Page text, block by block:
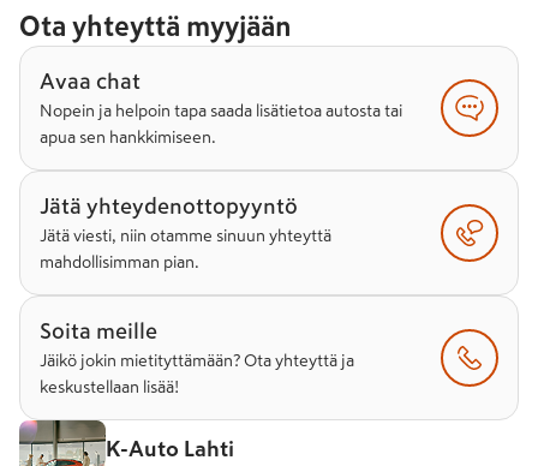
Ota yhteyttä myyjään
Avaa chat
Nopein ja helpoin tapa saada lisätietoa autosta tai
apua sen hankkimiseen.
Jätä yhteydenottopyyntö
Jätä viesti, niin otamme sinuun yhteyttä
mahdollisimman pian.
Soita meille
Jäikö jokin mietityttämään? Ota yhteyttä ja
keskustellaan lisää!
K-Auto Lahti